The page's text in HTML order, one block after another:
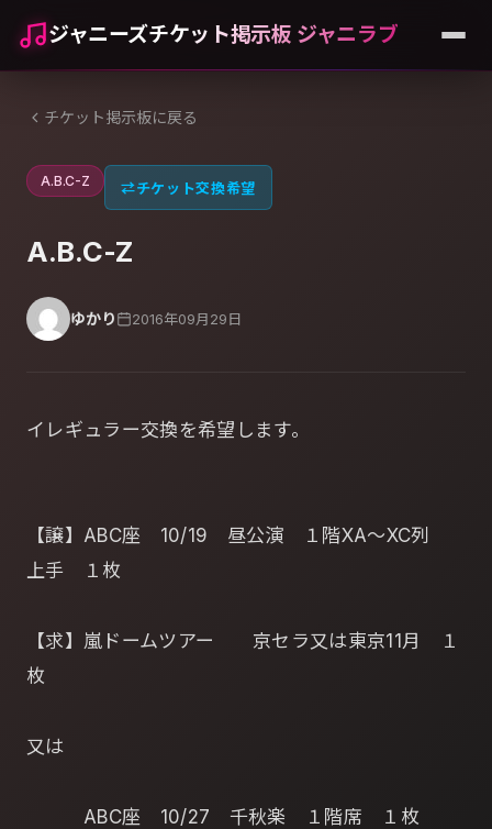
ジャニーズチケット掲示板 ジャニラブ
チケット掲示板に戻る
A.B.C-Z ⇄チケット交換希望
A.B.C-Z
ゆかり 2016年09月29日
イレギュラー交換を希望します。
【譲】ABC座 10/19 昼公演 １階XA～XC列
上手 １枚
【求】嵐ドームツアー 京セラ又は東京11月 １
枚
又は
ABC座 10/27 千秋楽 １階席 １枚